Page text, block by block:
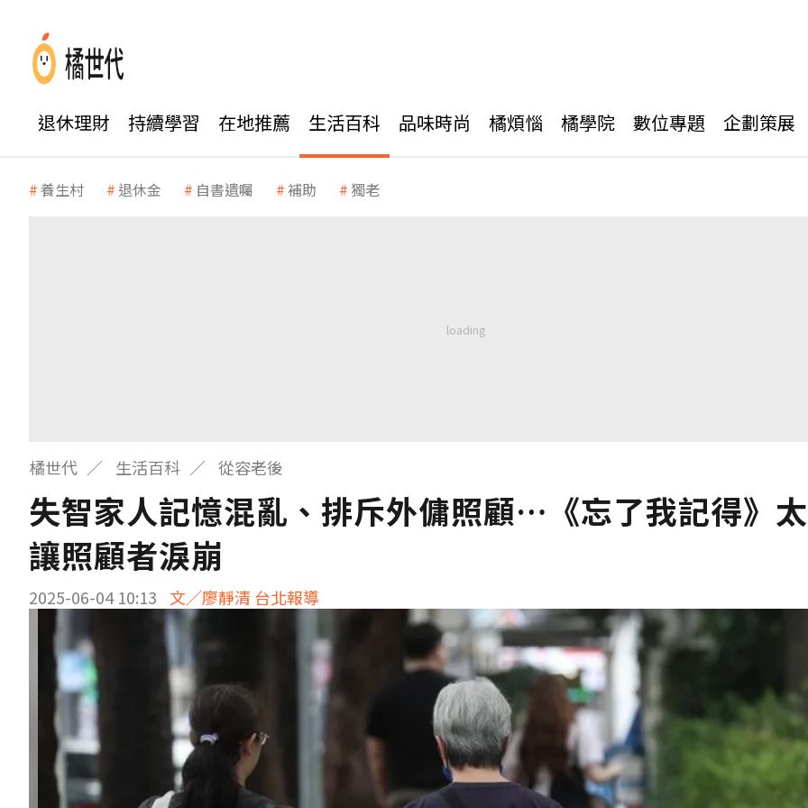
退休理財 持續學習 在地推薦 生活百科 品味時尚 橘煩惱 橘學院 數位專題 企劃策展
養生村 退休金 自書遺囑 補助 獨老
橘世代 生活百科 從容老後
失智家人記憶混亂、排斥外傭照顧…《忘了我記得》
讓照顧者淚崩
2025-06-04 10:13 文／廖靜清 台北報導